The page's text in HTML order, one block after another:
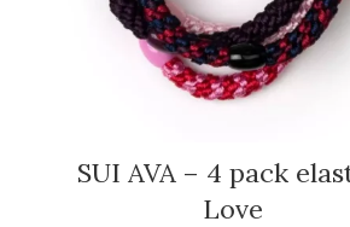
SUI AVA – 4 pack
Love